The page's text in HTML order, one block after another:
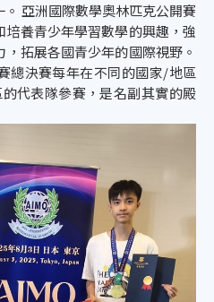
亞洲國際數學奧林匹克公開賽
養青少年學習數學的興趣，強
拓展各國青少年的國際視野。
總決賽每年在不同的國家/地區
代表隊參賽，是名副其實的殿